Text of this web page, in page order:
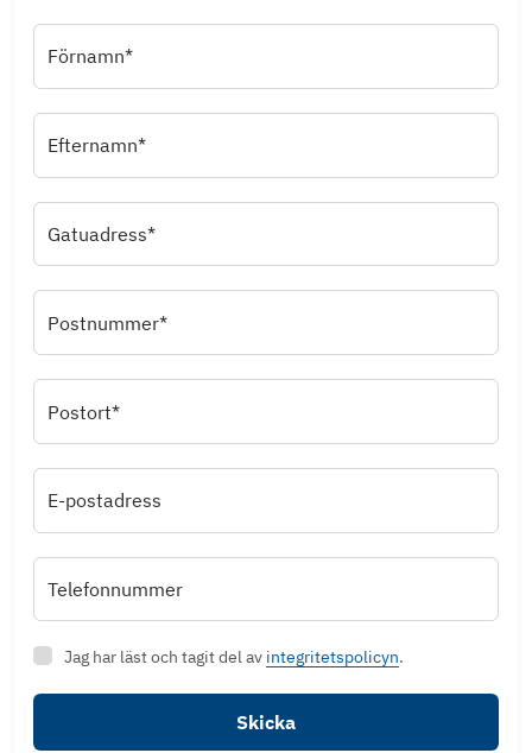
Förnamn*
Efternamn*
Gatuadress*
Postnummer*
Postort*
E-postadress
Telefonnummer
Jag har läst och tagit del av integritetspolicyn.
Skicka